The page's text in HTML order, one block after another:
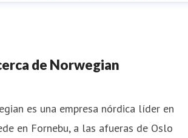
de Norwegian
es una empresa nórdica líder en
en Fornebu, a las afueras de Oslo